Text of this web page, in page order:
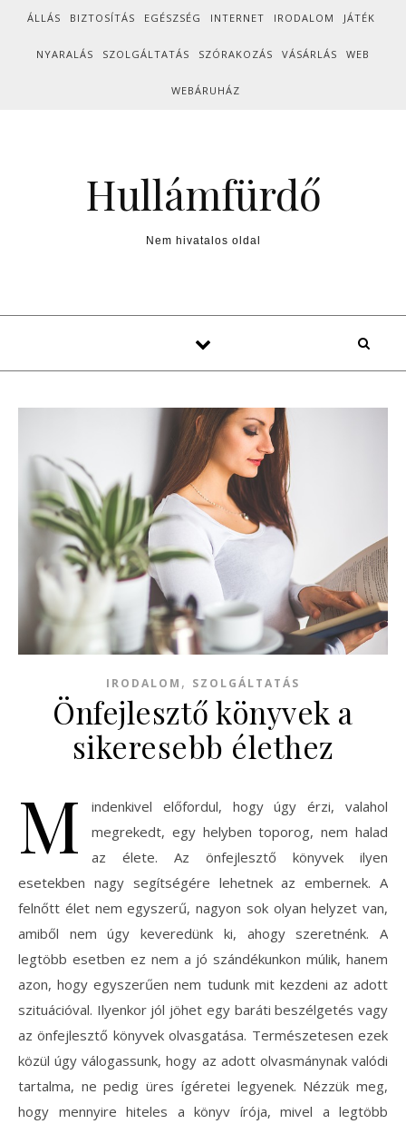
Skip to content
ÁLLÁS BIZTOSÍTÁS EGÉSZSÉG INTERNET IRODALOM JÁTÉK
NYARALÁS SZOLGÁLTATÁS SZÓRAKOZÁS VÁSÁRLÁS WEB
WEBÁRUHÁZ
Hullámfürdő
Nem hivatalos oldal
IRODALOM , SZOLGÁLTATÁS
Önfejlesztő könyvek a
sikeresebb élethez
M
indenkivel előfordul, hogy úgy érzi, valahol
megrekedt, egy helyben toporog, nem halad
az élete. Az önfejlesztő könyvek ilyen
esetekben nagy segítségére lehetnek az embernek. A
felnőtt élet nem egyszerű, nagyon sok olyan helyzet van,
amiből nem úgy keveredünk ki, ahogy szeretnénk. A
legtöbb esetben ez nem a jó szándékunkon múlik, hanem
azon, hogy egyszerűen nem tudunk mit kezdeni az adott
szituációval. Ilyenkor jól jöhet egy baráti beszélgetés vagy
az önfejlesztő könyvek olvasgatása. Természetesen ezek
közül úgy válogassunk, hogy az adott olvasmánynak valódi
tartalma, ne pedig üres ígéretei legyenek. Nézzük meg,
hogy mennyire hiteles a könyv írója, mivel a legtöbb